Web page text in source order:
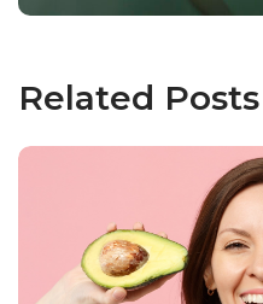
Related Posts